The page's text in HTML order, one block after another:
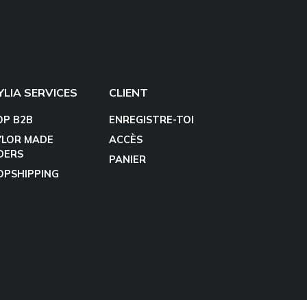
SERVICES
B2B
MADE
CLIENT
ENREGISTRE-TOI
ACCÈS
PANIER